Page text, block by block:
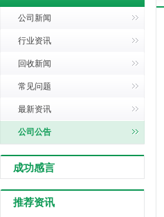
公司新闻
行业资讯
回收新闻
常见问题
最新资讯
公司公告
成功感言
推荐资讯